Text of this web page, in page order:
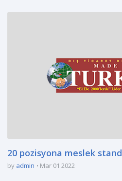
20 pozisyona meslek
by admin Mar 01 2022